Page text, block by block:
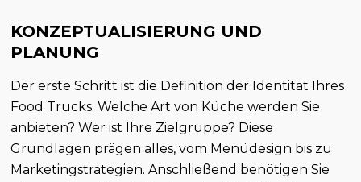
KONZEPTUALISIERUNG UND
PLANUNG
Der erste Schritt ist die Definition der Identität Ihres
Food Trucks. Welche Art von Küche werden Sie
anbieten? Wer ist Ihre Zielgruppe? Diese
Grundlagen prägen alles, vom Menüdesign bis zu
Marketingstrategien. Anschließend benötigen Sie